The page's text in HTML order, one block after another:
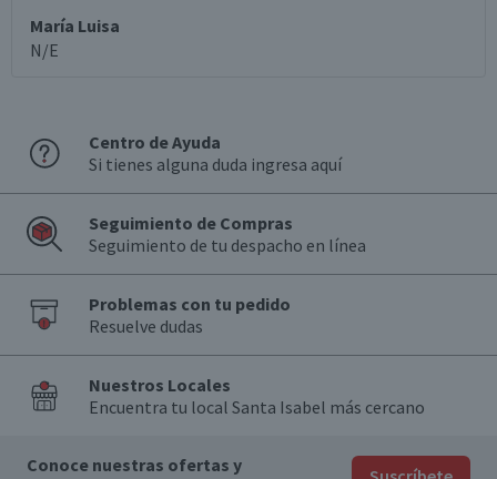
María Luisa
N/E
Centro de Ayuda
Si tienes alguna duda ingresa aquí
Seguimiento de Compras
Seguimiento de tu despacho en línea
Problemas con tu pedido
Resuelve dudas
Nuestros Locales
Encuentra tu local Santa Isabel más cercano
Conoce nuestras ofertas y